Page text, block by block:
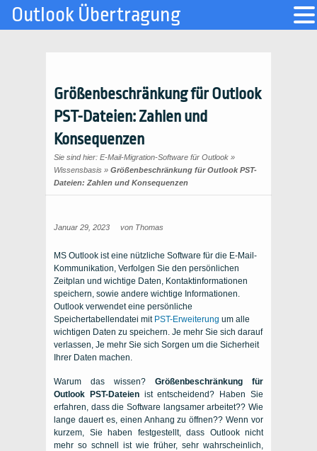
Größenbeschränkung für Outlook
PST-Dateien: Zahlen und
Konsequenzen
Sie sind hier: E-Mail-Migration-Software für Outlook »
Wissensbasis » Größenbeschränkung für Outlook PST-
Dateien: Zahlen und Konsequenzen
Januar 29, 2023 von Thomas
MS Outlook ist eine nützliche Software für die E-Mail-
Kommunikation, Verfolgen Sie den persönlichen
Zeitplan und wichtige Daten, Kontaktinformationen
speichern, sowie andere wichtige Informationen.
Outlook verwendet eine persönliche
Speichertabellendatei mit PST-Erweiterung um alle
wichtigen Daten zu speichern. Je mehr Sie sich darauf
verlassen, Je mehr Sie sich Sorgen um die Sicherheit
Ihrer Daten machen.
Warum das wissen? Größenbeschränkung für
Outlook PST-Dateienist entscheidend? Haben Sie
erfahren, dass die Software langsamer arbeitet?? Wie
lange dauert es, einen Anhang zu öffnen?? Wenn vor
kurzem, Sie haben festgestellt, dass Outlook nicht
mehr so ​​schnell ist wie früher, sehr wahrscheinlich,
Outlook Übertragung